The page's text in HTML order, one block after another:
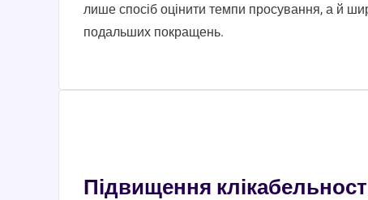
лише спосіб оцінити темпи просування, а й
подальших покращень.
Підвищення